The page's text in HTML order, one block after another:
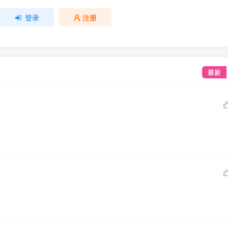
登录 注册
最新